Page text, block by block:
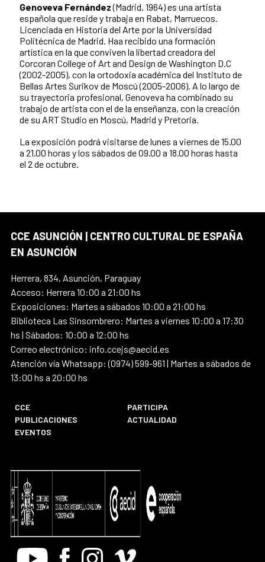
Genoveva Fernández(Madrid, 1964) es una artista
española que reside y trabaja en Rabat, Marruecos.
Licenciada en Historia del Arte por la Universidad
Politécnica de Madrid. Haa recibido una formación
artística en la que conviven la libertad creadora del
Corcoran College of Art and Design de Washington D.C
(2002-2005), con la ortodoxia académica del Instituto de
Bellas Artes Surikov de Moscú (2005-2006). A lo largo de
su trayectoria profesional, Genoveva ha combinado su
trabajo de artista con el de la enseñanza, con la creación
de su ART Studio en Moscú, Madrid y Pretoria.
La exposición podrá visitarse de lunes a viernes de 15.00
a 21.00 horas y los sábados de 09.00 a 18.00 horas hasta
el 2 de octubre.
CCE ASUNCIÓN | CENTRO CULTURAL DE ESPAÑA
EN ASUNCIÓN
Herrera, 834, Asunción, Paraguay
Acceso: Herrera 10:00 a 21:00 hs
Exposiciones: Martes a sábados 10:00 a 21:00 hs
Biblioteca Las Sinsombrero: Martes a viernes 10:00 a 17:30
hs | Sábados: 10:00 a 12:00 hs
Correo electrónico: info.ccejs@aecid.es
Atención vía Whatsapp: (0974) 599-961 | Martes a sábados de
13:00 hs a 20:00 hs
CCE
PARTICIPA
PUBLICACIONES
ACTUALIDAD
EVENTOS
Youtube FacebookInstagram
Vimeo